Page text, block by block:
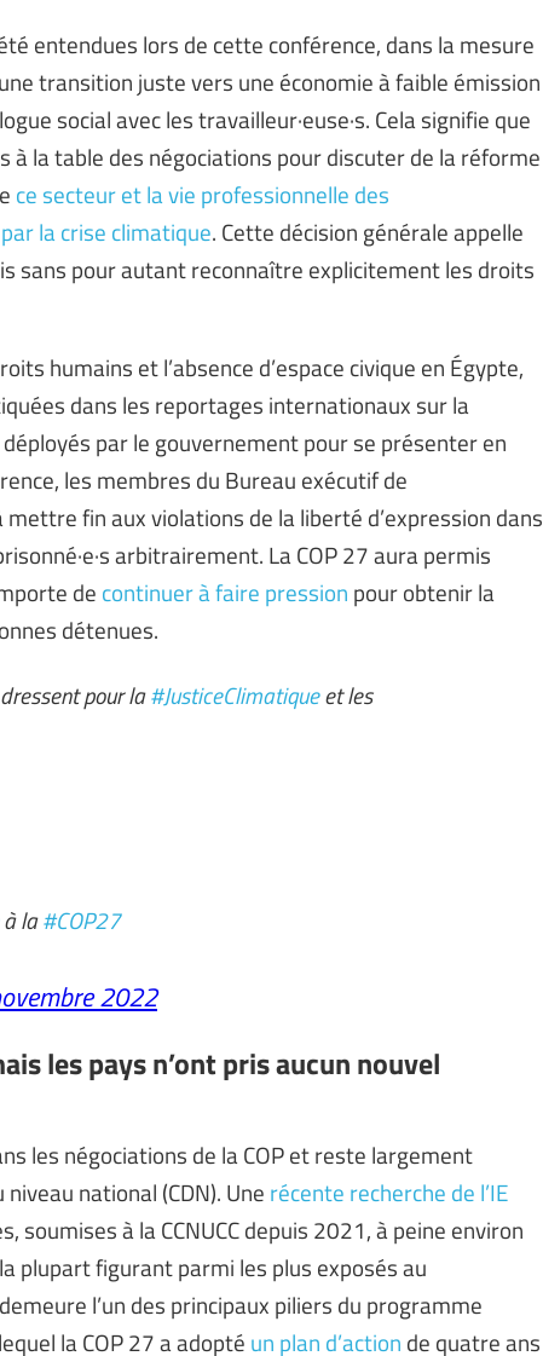
entendues lors de cette conférence, dans la mesure
transition juste vers une économie à faible émission
social avec les travailleur·euse·s. Cela signifie que
à la table des négociations pour discuter de la réforme
ce secteur et la vie professionnelle des
la crise climatique. Cette décision générale appelle
sans pour autant reconnaître explicitement les droits
humains et l’absence d’espace civique en Égypte,
dans les reportages internationaux sur la
par le gouvernement pour se présenter en
les membres du Bureau exécutif de
mettre fin aux violations de la liberté d’expression dans
arbitrairement. La COP 27 aura permis
de continuer à faire pression pour obtenir la
détenues.
pour la#JusticeClimatiqueet les
à la#COP27
2022
les pays n’ont pris aucun nouvel
les négociations de la COP et reste largement
national (CDN). Une récente recherche de l’IE
soumises à la CCNUCC depuis 2021, à peine environ
plupart figurant parmi les plus exposés au
l’un des principaux piliers du programme
la COP 27 a adopté un plan d’action de quatre ans